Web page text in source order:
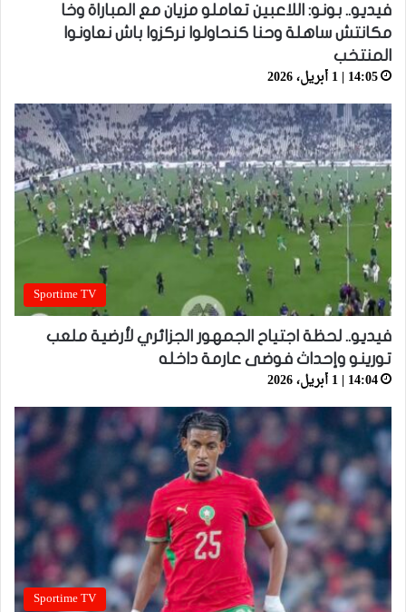
فيديو.. بونو: اللاعبين تعاملو مزيان مع المباراة وخا
مكانتش ساهلة وحنا كنحاولوا نركزوا باش نعاونوا
المنتخب
14:05 | 1 أبريل، 2026
Sportime TV
فيديو.. لحظة اجتياح الجمهور الجزائري لأرضية ملعب
تورينو وإحداث فوضى عارمة داخله
14:04 | 1 أبريل، 2026
Sportime TV